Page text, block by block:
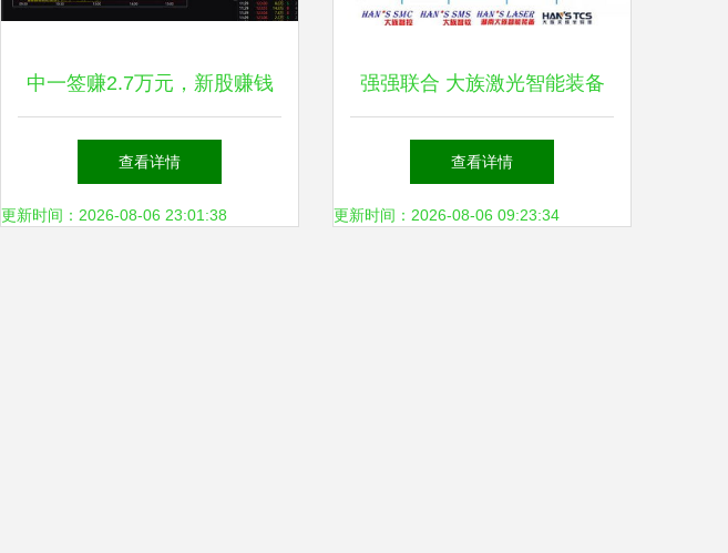
中一签赚2.7万元，新股赚钱
效应爆棚背后 网络技术研发
正催生新蓝海
查看详情
更新时间：2026-08-06 23:01:38
强强联合 大族激光智能装备
集团与威腾斯坦签署战略合作
协议，共推网络技术研发新篇
查看详情
更新时间：2026-08-06 09:23:34